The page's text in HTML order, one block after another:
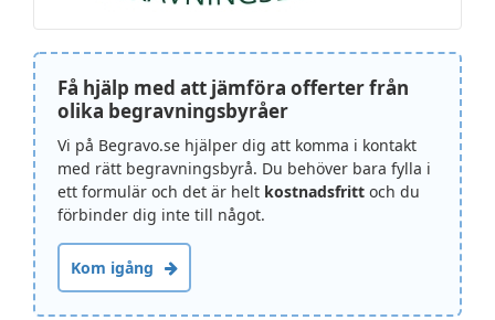
Få hjälp med att jämföra offerter från
olika begravningsbyråer
Vi på Begravo.se hjälper dig att komma i kontakt
med rätt begravningsbyrå. Du behöver bara fylla i
ett formulär och det är helt kostnadsfritt och du
förbinder dig inte till något.
Kom igång